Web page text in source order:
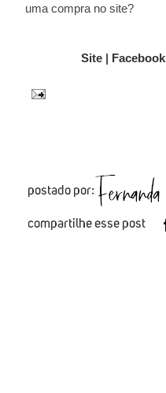
uma compra no site?
Site | Facebook